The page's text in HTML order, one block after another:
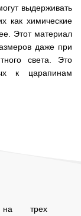
выдерживать
как химические
Этот материал
даже при
света. Это
к царапинам
трех